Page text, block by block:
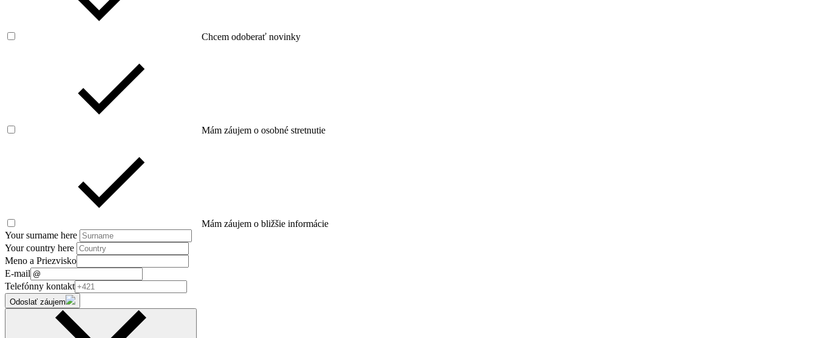
Chcem odoberať novinky
Mám záujem o osobné stretnutie
Mám záujem o bližšie informácie
Your surname here
Your country here
Meno a Priezvisko
E-mail
Telefónny kontakt
Odoslať záujem